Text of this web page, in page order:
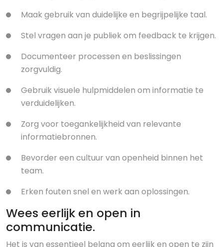
Maak gebruik van duidelijke en begrijpelijke taal.
Stel vragen aan je publiek om feedback te krijgen.
Documenteer processen en beslissingen
zorgvuldig.
Gebruik visuele hulpmiddelen om informatie te
verduidelijken.
Zorg voor toegankelijkheid van relevante
informatiebronnen.
Bevorder een cultuur van openheid binnen het
team.
Erken fouten snel en werk aan oplossingen.
Wees eerlijk en open in
communicatie.
Het is van essentieel belang om eerlijk en open te zijn